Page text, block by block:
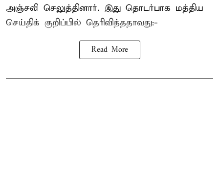
அஞ்சலி செலுத்தினார். இது தொடர்பாக மத்திய
செய்திக் குறிப்பில் தெரிவித்ததாவது:-
Read More